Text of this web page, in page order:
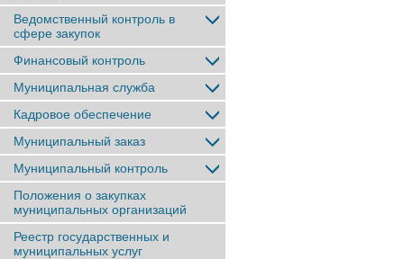
Ведомственный контроль в
сфере закупок
Финансовый контроль
Муниципальная служба
Кадровое обеспечение
Муниципальный заказ
Муниципальный контроль
Положения о закупках
муниципальных организаций
Реестр государственных и
муниципальных услуг